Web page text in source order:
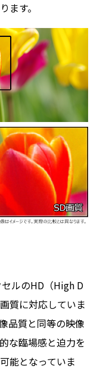
ます。
ルのHD（High D
質に対応していま
品質と同等の映像
な臨場感と迫力を
能となっていま